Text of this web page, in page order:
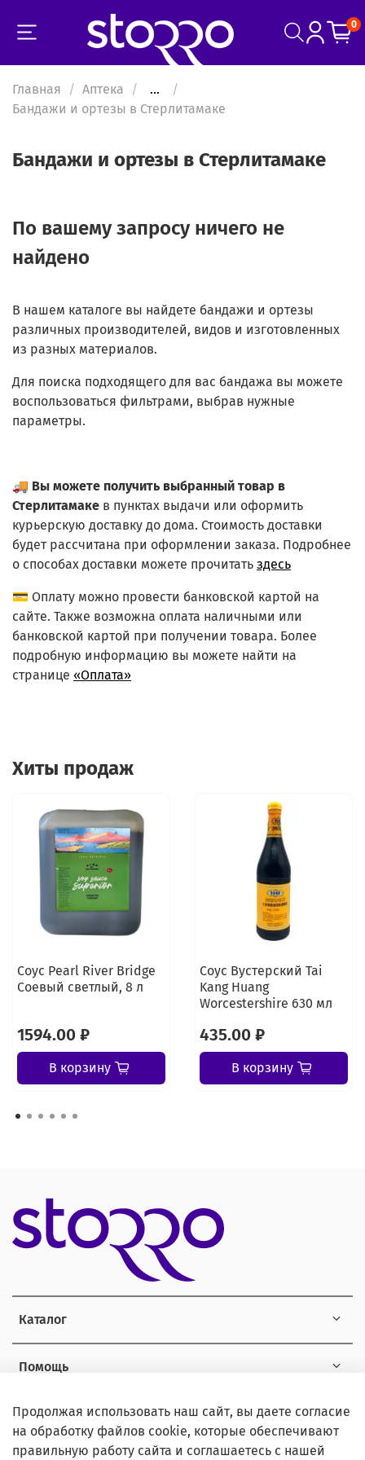
0
Главная Аптека
...
Бандажи и ортезы в Стерлитамаке
Бандажи и ортезы в Стерлитамаке
По вашему запросу ничего не
найдено
В нашем каталоге вы найдете бандажи и ортезы
различных производителей, видов и изготовленных
из разных материалов.
Для поиска подходящего для вас бандажа вы можете
воспользоваться фильтрами, выбрав нужные
параметры.
🚚 Вы можете получить выбранный товар в
Стерлитамаке в пунктах выдачи или оформить
курьерскую доставку до дома. Стоимость доставки
будет рассчитана при оформлении заказа. Подробнее
о способах доставки можете прочитать здесь
💳 Оплату можно провести банковской картой на
сайте. Также возможна оплата наличными или
банковской картой при получении товара. Более
подробную информацию вы можете найти на
странице «Оплата»
Хиты продаж
Соус Pearl River Bridge
Соевый светлый, 8 л
1594.00 ₽
В корзину
Соус Вустерский Tai
Kang Huang
Worcestershire 630 мл
435.00 ₽
В корзину
Каталог
Помощь
Информация
Продолжая использовать наш сайт, вы даете согласие
на обработку файлов cookie, которые обеспечивают
правильную работу сайта и соглашаетесь с нашей